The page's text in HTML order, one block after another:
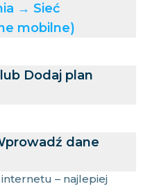
→ Sieć
mobilne)
Dodaj plan
dane
– najlepiej